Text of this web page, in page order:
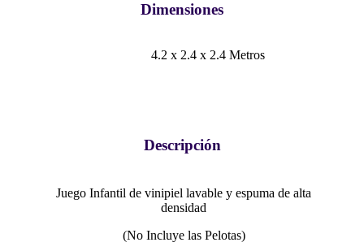
Dimensiones
4.2 x 2.4 x 2.4 Metros
Descripción
Juego Infantil de vinipiel lavable y espuma de alta
densidad
(No Incluye las Pelotas)